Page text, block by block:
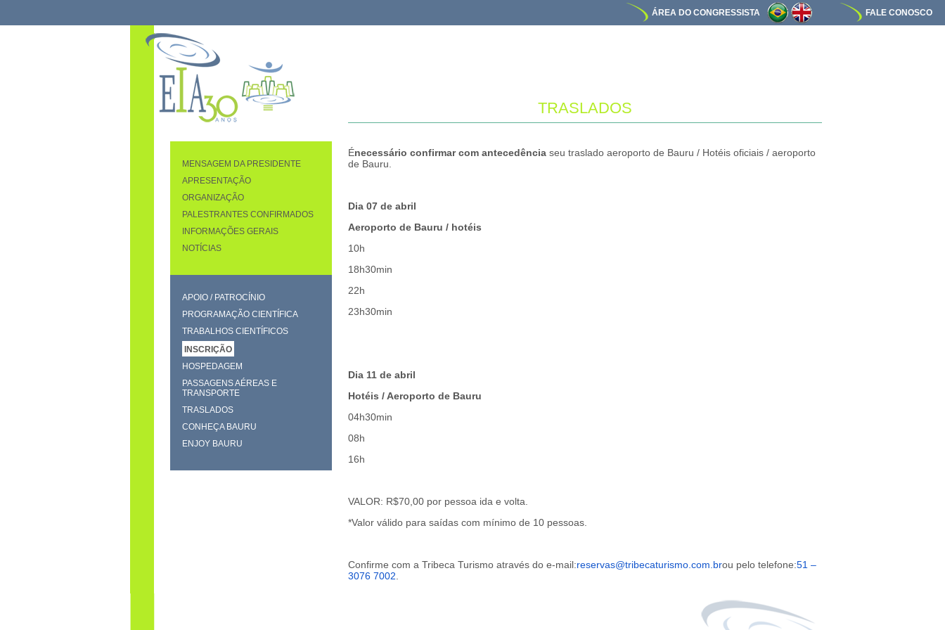
ÁREA DO CONGRESSISTA FALE CONOSCO
MENSAGEM DA PRESIDENTE
APRESENTAÇÃO
ORGANIZAÇÃO
PALESTRANTES CONFIRMADOS
INFORMAÇÕES GERAIS
NOTÍCIAS
APOIO / PATROCÍNIO
PROGRAMAÇÃO CIENTÍFICA
TRABALHOS CIENTÍFICOS
INSCRIÇÃO
HOSPEDAGEM
PASSAGENS AÉREAS E
TRANSPORTE
TRASLADOS
CONHEÇA BAURU
ENJOY BAURU
TRASLADOS
Énecessário confirmar com antecedência seu traslado aeroporto de Bauru / Hotéis oficiais / aeroporto
de Bauru.
Dia 07 de abril
Aeroporto de Bauru / hotéis
10h
18h30min
22h
23h30min
Dia 11 de abril
Hotéis / Aeroporto de Bauru
04h30min
08h
16h
VALOR: R$70,00 por pessoa ida e volta.
*Valor válido para saídas com mínimo de 10 pessoas.
Confirme com a Tribeca Turismo através do e-mail:reservas@tribecaturismo.com.brou pelo telefone:51 –
3076 7002